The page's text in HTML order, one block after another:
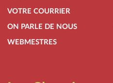
VOTRE COURRIER
ON PARLE DE NOUS
WEBMESTRES